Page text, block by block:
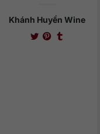
Khánh Huyền Wine